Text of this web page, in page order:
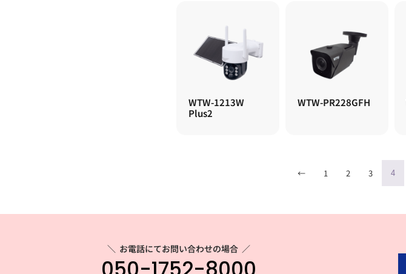
WTW-1213W
Plus2
WTW-PR228GFH
← 1 2 3 4
＼ お電話にてお問い合わせの場合 ／